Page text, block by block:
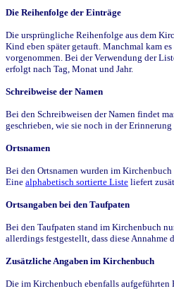
Die Reihenfolge der Einträge
Die ursprüngliche Reihenfolge aus dem
Kind eben später getauft. Manchmal kam
vorgenommen. Bei der Verwendung der
erfolgt nach Tag, Monat und Jahr.
Schreibweise der Namen
Bei den Schreibweisen der Namen findet
geschrieben, wie sie noch in der
Ortsnamen
Bei den Ortsnamen wurden im
Eine alphabetisch sortierte Liste liefert
Ortsangaben bei den Taufpaten
Bei den Taufpaten stand im Kirchenbuch
allerdings festgestellt, dass diese
Zusätzliche Angaben im Kirchenbuch
Die im Kirchenbuch ebenfalls aufgeführten